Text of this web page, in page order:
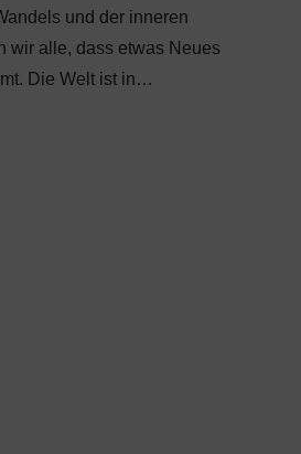
und der inneren
wir alle, dass etwas Neues
Die Welt ist in…